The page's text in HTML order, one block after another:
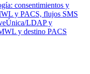
consentimientos y
y PACS, flujos SMS
LDAP y
y destino PACS